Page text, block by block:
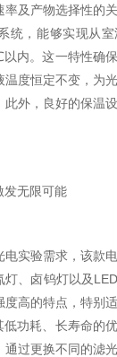
及产物选择性的
统，能够实现从
内。这一特性确
度恒定不变，为
外，良好的保温
无限可能
实验需求，该款
、卤钨灯以及
高的特点，特别
功耗、长寿命的
过更换不同的滤